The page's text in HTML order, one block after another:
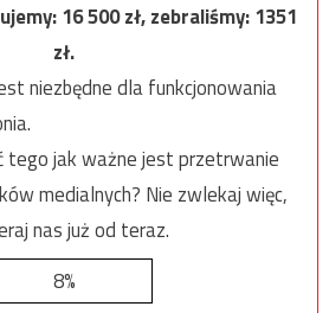
16 500zł, zebraliśmy:1351
zł.
niezbędne dla funkcjonowania
tego jak ważne jest przetrwanie
medialnych? Nie zwlekaj więc,
nas już od teraz.
8%